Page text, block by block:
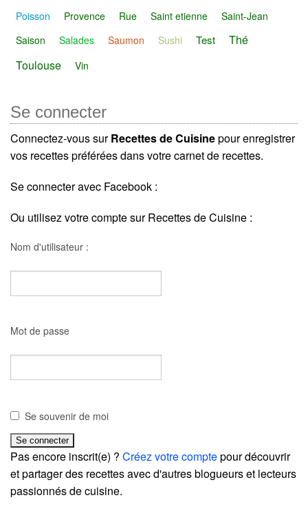
Poisson
Provence Rue Saint etienne
Saint-Jean
Saison
Salades Saumon Sushi Test
Thé
Toulouse
Vin
Se connecter
Connectez-vous surRecettes de Cuisinepour enregistrer
vos recettes préférées dans votre carnet de recettes.
Se connecter avec Facebook :
Ou utilisez votre compte sur Recettes de Cuisine :
Nom d'utilisateur :
Mot de passe
Se souvenir de moi
Pas encore inscrit(e) ? Créez votre comptepour découvrir
et partager des recettes avec d'autres blogueurs et lecteurs
passionnés de cuisine.